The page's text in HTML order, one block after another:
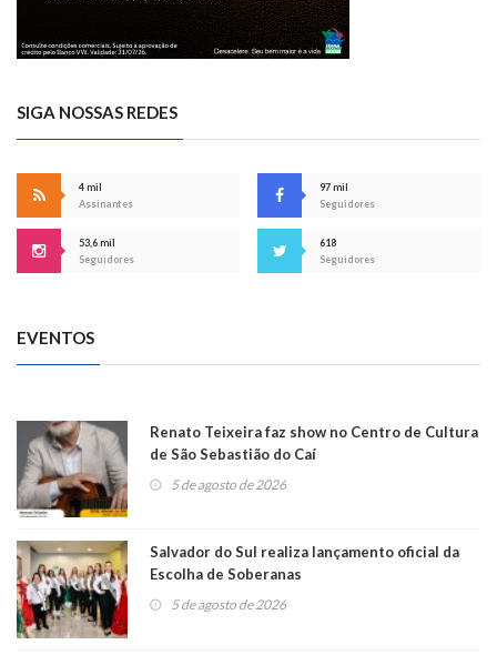
SIGA NOSSAS REDES
4 mil
Assinantes
97 mil
Seguidores
53,6 mil
Seguidores
618
Seguidores
EVENTOS
Renato Teixeira faz show no Centro de Cultura
de São Sebastião do Caí
5 de agosto de 2026
Salvador do Sul realiza lançamento oficial da
Escolha de Soberanas
5 de agosto de 2026